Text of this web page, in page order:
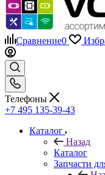
Сравнение0
Телефоны
+7 495 135-39-43
Каталог
Назад
Каталог
Запчасти